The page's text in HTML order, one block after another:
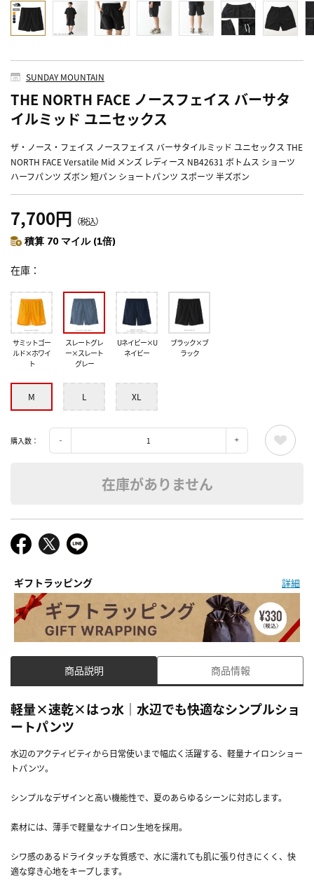
SUNDAY MOUNTAIN
THE NORTH FACE ノースフェイス バーサタ
イルミッド ユニセックス
ザ・ノース・フェイス ノースフェイス バーサタイルミッド ユニセックス THE
NORTH FACE Versatile Mid メンズ レディース NB42631 ボトムス ショーツ
ハーフパンツ ズボン 短パン ショートパンツ スポーツ 半ズボン
7,700円 （税込）
積算 70 マイル (1倍)
在庫
サミットゴー
ルド×ホワイ
ト
スレートグレ
ー×スレート
グレー
Uネイビー×U
ネイビー
ブラック×ブ
ラック
M L XL
購入数：
在庫がありません
ギフトラッピング 詳細
商品説明 商品情報
軽量×速乾×はっ水｜水辺でも快適なシンプルショ
ートパンツ
水辺のアクティビティから日常使いまで幅広く活躍する、軽量ナイロンショー
トパンツ。
シンプルなデザインと高い機能性で、夏のあらゆるシーンに対応します。
素材には、薄手で軽量なナイロン生地を採用。
シワ感のあるドライタッチな質感で、水に濡れても肌に張り付きにくく、快
適な穿き心地をキープします。